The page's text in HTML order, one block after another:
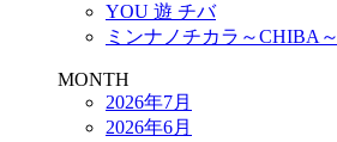
YOU 遊 チバ
ミンナノチカラ～CHIBA～
MONTH
2026年7月
2026年6月